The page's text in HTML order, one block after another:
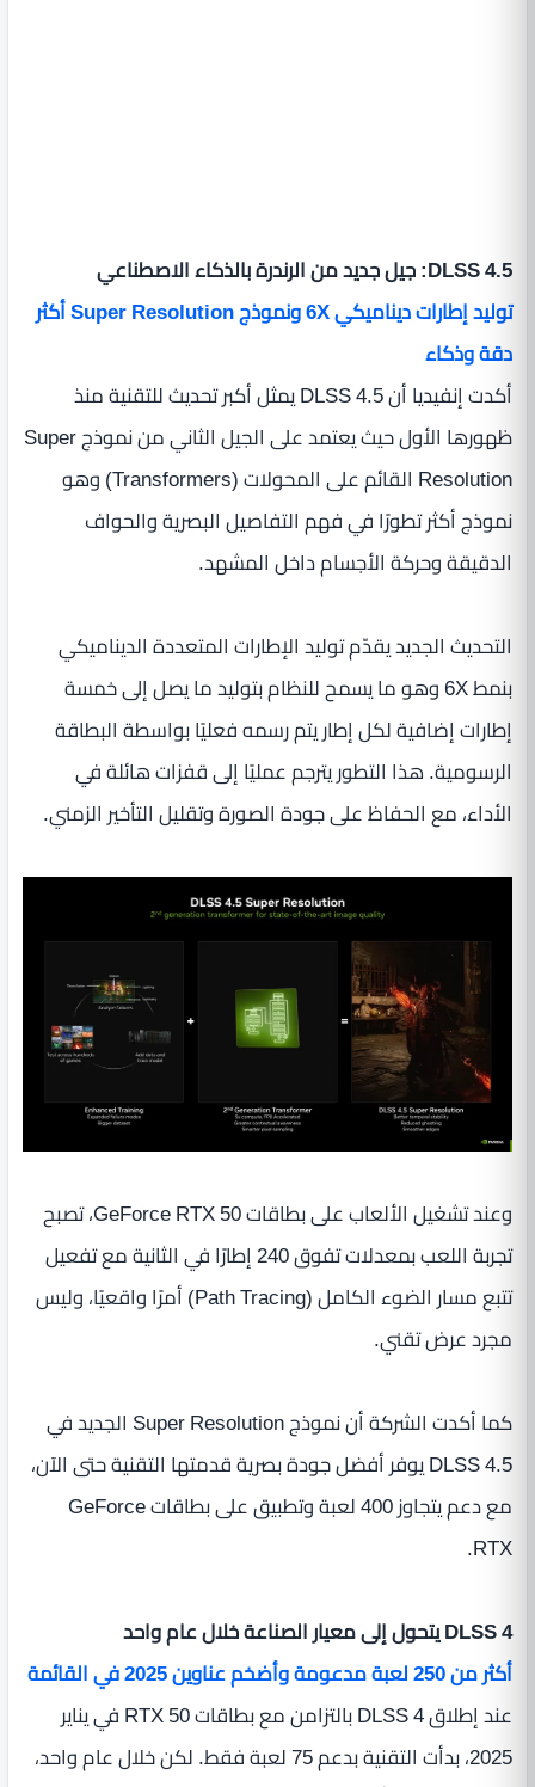
DLSS 4.5: جيل جديد من الرندرة بالذكاء الاصطناعي
توليد إطارات ديناميكي 6X ونموذج Super Resolution أكثر
دقة وذكاء
أكدت إنفيديا أن DLSS 4.5 يمثل أكبر تحديث للتقنية منذ
ظهورها الأول حيث يعتمد على الجيل الثاني من نموذج Super
Resolution القائم على المحولات (Transformers) وهو
نموذج أكثر تطورًا في فهم التفاصيل البصرية والحواف
الدقيقة وحركة الأجسام داخل المشهد.
التحديث الجديد يقدّم توليد الإطارات المتعددة الديناميكي
بنمط 6X وهو ما يسمح للنظام بتوليد ما يصل إلى خمسة
إطارات إضافية لكل إطار يتم رسمه فعليًا بواسطة البطاقة
الرسومية. هذا التطور يترجم عمليًا إلى قفزات هائلة في
الأداء، مع الحفاظ على جودة الصورة وتقليل التأخير الزمني.
وعند تشغيل الألعاب على بطاقات GeForce RTX 50، تصبح
تجربة اللعب بمعدلات تفوق 240 إطارًا في الثانية مع تفعيل
تتبع مسار الضوء الكامل (Path Tracing) أمرًا واقعيًا، وليس
مجرد عرض تقني.
كما أكدت الشركة أن نموذج Super Resolution الجديد في
DLSS 4.5 يوفر أفضل جودة بصرية قدمتها التقنية حتى الآن،
مع دعم يتجاوز 400 لعبة وتطبيق على بطاقات GeForce
RTX.
DLSS 4 يتحول إلى معيار الصناعة خلال عام واحد
أكثر من 250 لعبة مدعومة وأضخم عناوين 2025 في القائمة
عند إطلاق DLSS 4 بالتزامن مع بطاقات RTX 50 في يناير
2025، بدأت التقنية بدعم 75 لعبة فقط. لكن خلال عام واحد،